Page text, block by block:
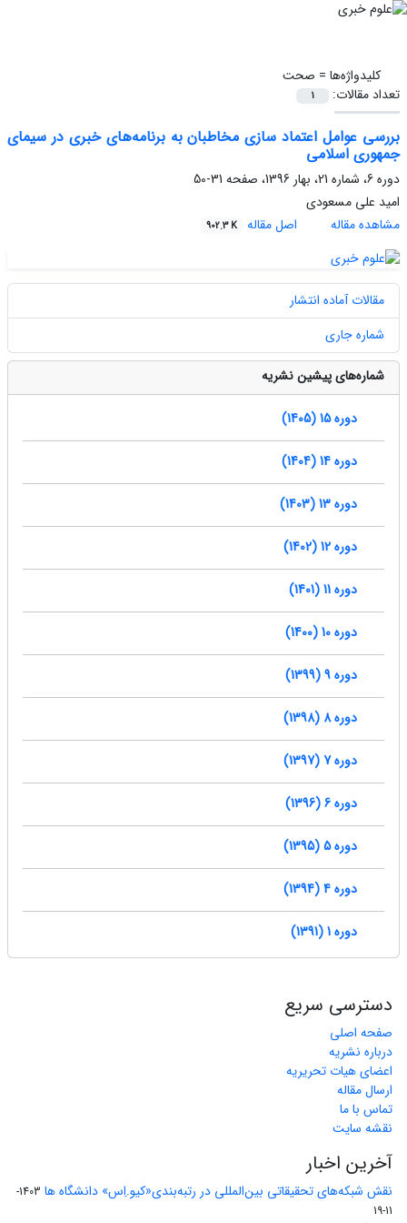
کلیدواژه‌ها = صحت
تعداد مقالات:
1
بررسی عوامل اعتماد سازی مخاطبان به برنامه‌های خبری در سیمای
جمهوری اسلامی
دوره 6، شماره 21، بهار 1396، صفحه
31-50
امید علی مسعودی
مشاهده مقاله
اصل مقاله 902.3 K
مقالات آماده انتشار
شماره جاری
شماره‌های پیشین نشریه
دوره 15 (1405)
دوره 14 (1404)
دوره 13 (1403)
دوره 12 (1402)
دوره 11 (1401)
دوره 10 (1400)
دوره 9 (1399)
دوره 8 (1398)
دوره 7 (1397)
دوره 6 (1396)
دوره 5 (1395)
دوره 4 (1394)
دوره 1 (1391)
دسترسی سریع
صفحه اصلی
درباره نشریه
اعضای هیات تحریریه
ارسال مقاله
تماس با ما
نقشه سایت
آخرین اخبار
نقش شبکه‌های تحقیقاتی بین‌المللی در رتبه‌بندی«کیو.اِس» دانشگاه ها
1403-
11-19